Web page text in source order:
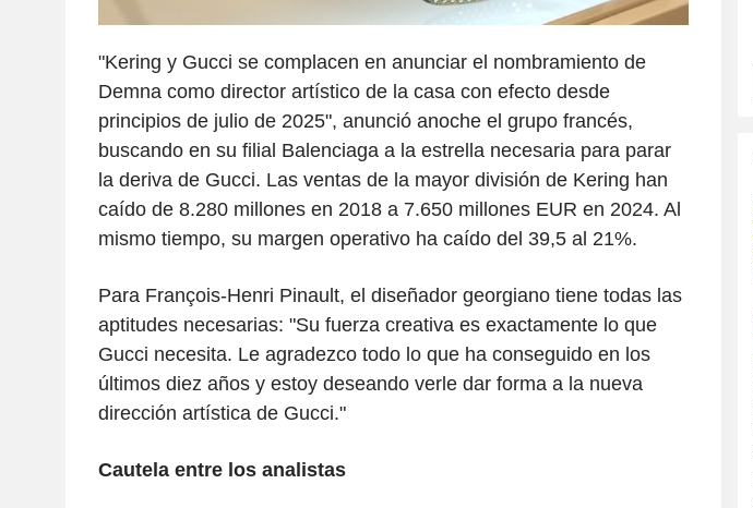
"Kering y Gucci se complacen en anunciar el nombramiento de
Demna como director artístico de la casa con efecto desde
principios de julio de 2025", anunció anoche el grupo francés,
buscando en su filial Balenciaga a la estrella necesaria para parar
la deriva de Gucci. Las ventas de la mayor división de Kering han
caído de 8.280 millones en 2018 a 7.650 millones EUR en 2024. Al
mismo tiempo, su margen operativo ha caído del 39,5 al 21%.
Para François-Henri Pinault, el diseñador georgiano tiene todas las
aptitudes necesarias: "Su fuerza creativa es exactamente lo que
Gucci necesita. Le agradezco todo lo que ha conseguido en los
últimos diez años y estoy deseando verle dar forma a la nueva
dirección artística de Gucci."
Cautela entre los analistas